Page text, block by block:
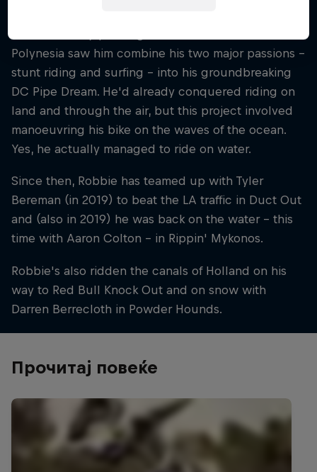
Polynesia saw him combine his two major passions –
stunt riding and surfing – into his groundbreaking
DC Pipe Dream. He'd already conquered riding on
land and through the air, but this project involved
manoeuvring his bike on the waves of the ocean.
Yes, he actually managed to ride on water.
Since then, Robbie has teamed up with Tyler
Bereman (in 2019) to beat the LA traffic in Duct Out
and (also in 2019) he was back on the water – this
time with Aaron Colton – in Rippin' Mykonos.
Robbie's also ridden the canals of Holland on his
way to Red Bull Knock Out and on snow with
Darren Berrecloth in Powder Hounds.
Прочитај повеќе